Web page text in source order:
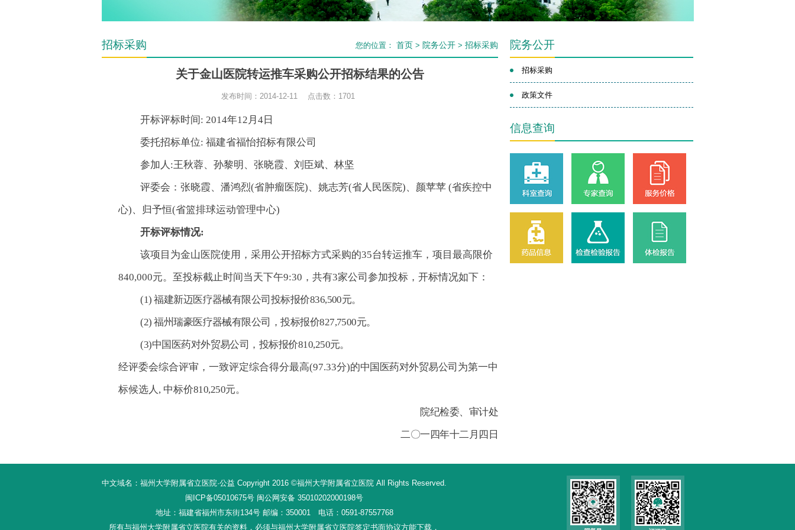
招标采购 您的位置： 首页 > 院务公开 > 招标采购
关于金山医院转运推车采购公开招标结果的公告
发布时间：2014-12-11 点击数： 1701
开标评标时间:2014年12月4日
委托招标单位: 福建省福怡招标有限公司
参加人:王秋蓉、孙黎明、张晓霞、刘臣斌、林坚
评委会：张晓霞、潘鸿烈(省肿瘤医院)、姚志芳(省人民医院)、颜苹苹 (省疾控中
心)、归予恒(省篮排球运动管理中心)
开标评标情况:
该项目为金山医院使用，采用公开招标方式采购的35台转运推车，项目最高限价
840,000元。至投标截止时间当天下午9:30，共有3家公司参加投标，开标情况如下：
(1) 福建新迈医疗器械有限公司投标报价836,500元。
(2) 福州瑞豪医疗器械有限公司，投标报价827,7500元。
(3)中国医药对外贸易公司，投标报价810,250元。
经评委会综合评审，一致评定综合得分最高(97.33分)的中国医药对外贸易公司 为第一中
标候选人, 中标价810,250元。
院纪检委、审计处
二〇一四年十二月四日
院务公开
招标采购
政策文件
信息查询
中文域名：福州大学附属省立医院·公益 Copyright 2016 ©福州大学附属省立医院 All Rights Reserved.
闽ICP备05010675号 闽公网安备 35010202000198号
地址：福建省福州市东街134号 邮编：350001 电话：0591-87557768
所有与福州大学附属省立医院有关的资料，必须与福州大学附属省立医院签定书面协议方能下载，